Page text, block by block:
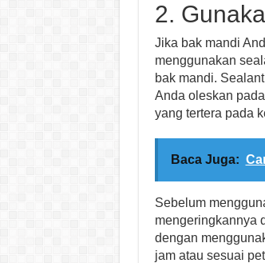
2.
Jika bak mandi
menggunakan
bak mandi.
Anda oleskan
yang tertera pada
Baca Juga:
Sebelum
mengeringkannya
dengan
jam atau sesuai